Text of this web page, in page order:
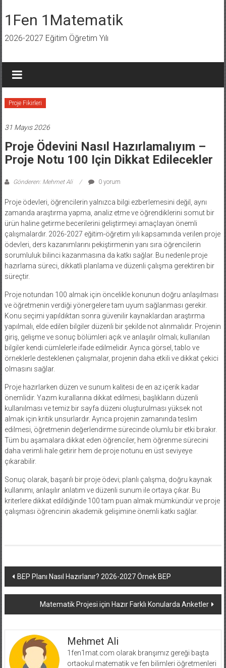
geç
1Fen 1Matematik
2026-2027 Eğitim Öğretim Yılı
Proje Fikirleri
31 Mayıs 2026
Proje Ödevini Nasıl Hazırlamalıyım –
Proje Notu 100 Için Dikkat Edilecekler
Gönderen: Mehmet Ali 0 yorum
Proje ödevleri, öğrencilerin yalnızca bilgi ezberlemesini değil, aynı
zamanda araştırma yapma, analiz etme ve öğrendiklerini somut bir
ürün haline getirme becerilerini geliştirmeyi amaçlayan önemli
çalışmalardır. 2026-2027 eğitim-öğretim yılı kapsamında verilen proje
ödevleri, ders kazanımlarını pekiştirmenin yanı sıra öğrencilerin
sorumluluk bilinci kazanmasına da katkı sağlar. Bu nedenle proje
hazırlama süreci, dikkatli planlama ve düzenli çalışma gerektiren bir
süreçtir.
Proje notundan 100 almak için öncelikle konunun doğru anlaşılması
ve öğretmenin verdiği yönergelere tam uyum sağlanması gerekir.
Konu seçimi yapıldıktan sonra güvenilir kaynaklardan araştırma
yapılmalı, elde edilen bilgiler düzenli bir şekilde not alınmalıdır. Projenin
giriş, gelişme ve sonuç bölümleri açık ve anlaşılır olmalı; kullanılan
bilgiler kendi cümlelerle ifade edilmelidir. Ayrıca görsel, tablo ve
örneklerle desteklenen çalışmalar, projenin daha etkili ve dikkat çekici
olmasını sağlar.
Proje hazırlarken düzen ve sunum kalitesi de en az içerik kadar
önemlidir. Yazım kurallarına dikkat edilmesi, başlıkların düzenli
kullanılması ve temiz bir sayfa düzeni oluşturulması yüksek not
almak için kritik unsurlardır. Ayrıca projenin zamanında teslim
edilmesi, öğretmenin değerlendirme sürecinde olumlu bir etki bırakır.
Tüm bu aşamalara dikkat eden öğrenciler, hem öğrenme sürecini
daha verimli hale getirir hem de proje notunu en üst seviyeye
çıkarabilir.
Sonuç olarak, başarılı bir proje ödevi; planlı çalışma, doğru kaynak
kullanımı, anlaşılır anlatım ve düzenli sunum ile ortaya çıkar. Bu
kriterlere dikkat edildiğinde 100 tam puan almak mümkündür ve proje
çalışması öğrencinin akademik gelişimine önemli katkı sağlar.
Yazı
dolaşımı
BEP Planı Nasıl Hazırlanır? 2026-2027 Örnek BEP
Matematik Projesi için Hazır Farklı Konularda Anketler
Mehmet Ali
1fen1mat.com olarak branşımız gereği başta
ortaokul matematik ve fen bilimleri öğretmenleri